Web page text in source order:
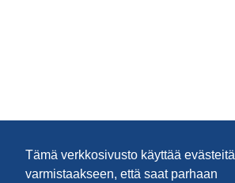
Tämä verkkosivusto käyttää evästeitä
varmistaakseen, että saat parhaan